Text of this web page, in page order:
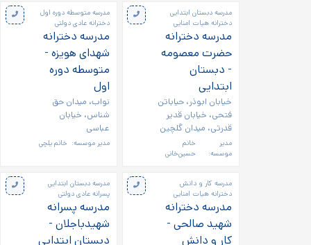
مدرسه دبستان ابتدایی
دخترانه هیات امنایی
مدرسه دخترانه
حضرت معصومه
- دبستان
ابتدایی
خیابان ابوذر، حیاباتن
فتحی، خیابان قدیر
قدرتی، میدان گلچین
مدیر
موسسه:
خانم
حسین‌خانی
مدرسه متوسطه دوره اول
دخترانه عادی دولتی
مدرسه دخترانه
شهدای هویزه -
متوسطه دوره
اول
نواب، میدان حق
شناس، خیابان
عباسی
مدیر موسسه: خانم یلچی
مدرسه کار و دانش
دخترانه هیات امنایی
مدرسه دخترانه
شهید صالحی -
کار و دانش
مدرسه دبستان ابتدایی
پسرانه عادی دولتی
مدرسه پسرانه
شهیدباجلان -
دبستان ابتدایی